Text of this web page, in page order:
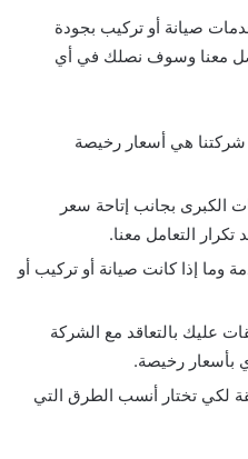
صيانة أو تركيب بجودة
معنا وسوف نصلك في أي
شركتنا هي أسعار رخيصة
الكبرى بجانب إتاحة سعر
التعامل معنا.
وما إذا كانت صيانة أو تركيب أو
عليك بالتعاقد مع الشركة
بأسعار رخيصة.
لكي تختار أنسب الطرق التي